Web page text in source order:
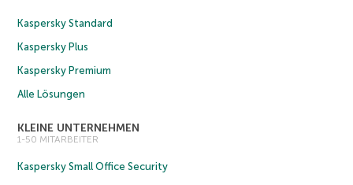
Kaspersky Standard
Kaspersky Plus
Kaspersky Premium
Alle Lösungen
KLEINE UNTERNEHMEN
1-50 MITARBEITER
Kaspersky Small Office Security